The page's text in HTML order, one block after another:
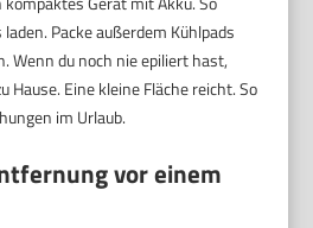
Packe außerdem Kühlpads
Wenn du noch nie epiliert hast,
Hause. Eine kleine Fläche reicht. So
im Urlaub.
vor einem